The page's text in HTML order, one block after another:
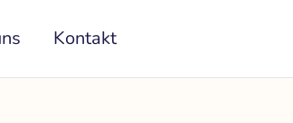
Kontakt